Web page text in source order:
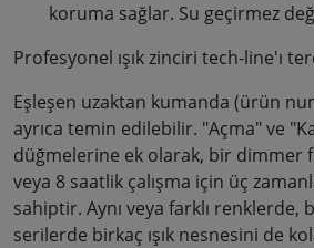
koruma sağlar. Su geçirmez
Profesyonel ışık zinciri tech-line'ı
Eşleşen uzaktan kumanda (ürün
ayrıca temin edilebilir. "Açma" ve
düğmelerine ek olarak, bir dimmer
veya 8 saatlik çalışma için üç
sahiptir. Aynı veya farklı renklerde,
serilerde birkaç ışık nesnesini de